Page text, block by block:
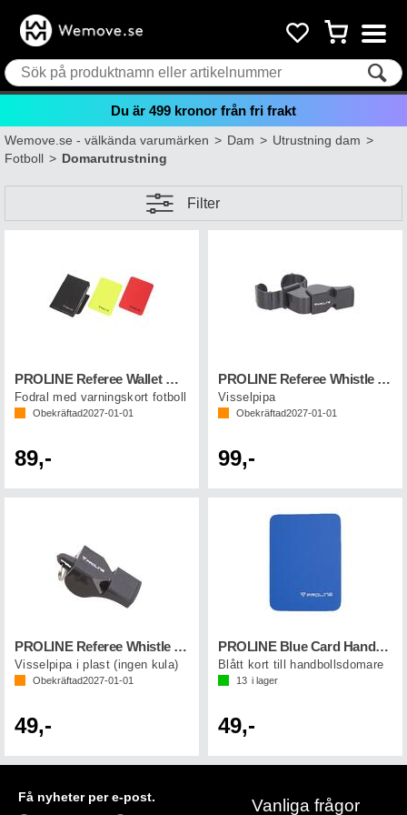
Du är 499 kronor från fri frakt
Wemove.se - välkända varumärken>Dam>Utrustning dam>
Fotboll>Domarutrustning
Filter
PROLINE Referee Wallet W/cards Football
Fodral med varningskort fotboll
Obekräftad2027-01-01
89,-
PROLINE Referee Whistle Pro Svart
Visselpipa
Obekräftad2027-01-01
99,-
PROLINE Referee Whistle Plastic Svart
Visselpipa i plast (ingen kula)
Obekräftad2027-01-01
49,-
PROLINE Blue Card Handball Blå
Blått kort till handbollsdomare
13 i lager
49,-
Få nyheter per e-post.
Vanliga frågor